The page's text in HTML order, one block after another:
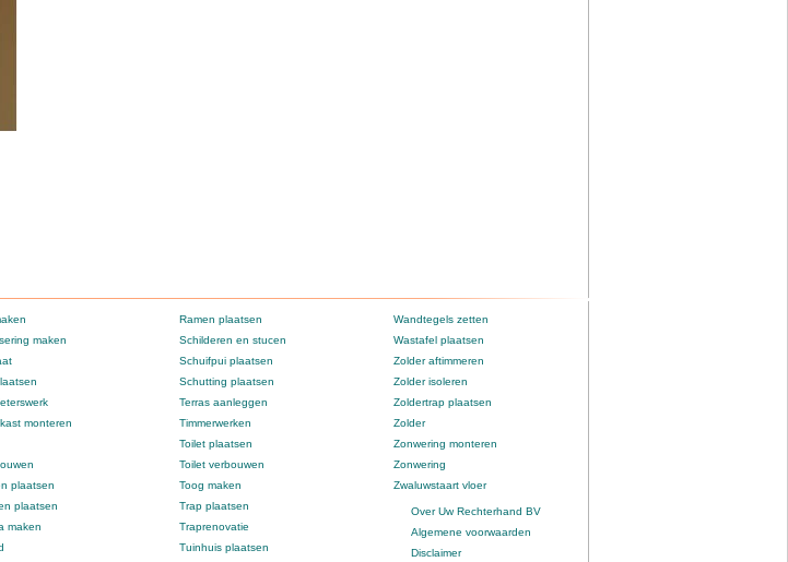
maken
monteren
plaatsen
plaatsen
maken
Ramen plaatsen
Schilderen en stucen
Schuifpui plaatsen
Schutting plaatsen
Terras aanleggen
Timmerwerken
Toilet plaatsen
Toilet verbouwen
Toog maken
Trap plaatsen
Traprenovatie
Tuinhuis plaatsen
Wandtegels zetten
Wastafel plaatsen
Zolder aftimmeren
Zolder isoleren
Zoldertrap plaatsen
Zolder
Zonwering monteren
Zonwering
Zwaluwstaart vloer
Over Uw Rechterhand BV
Algemene voorwaarden
Disclaimer